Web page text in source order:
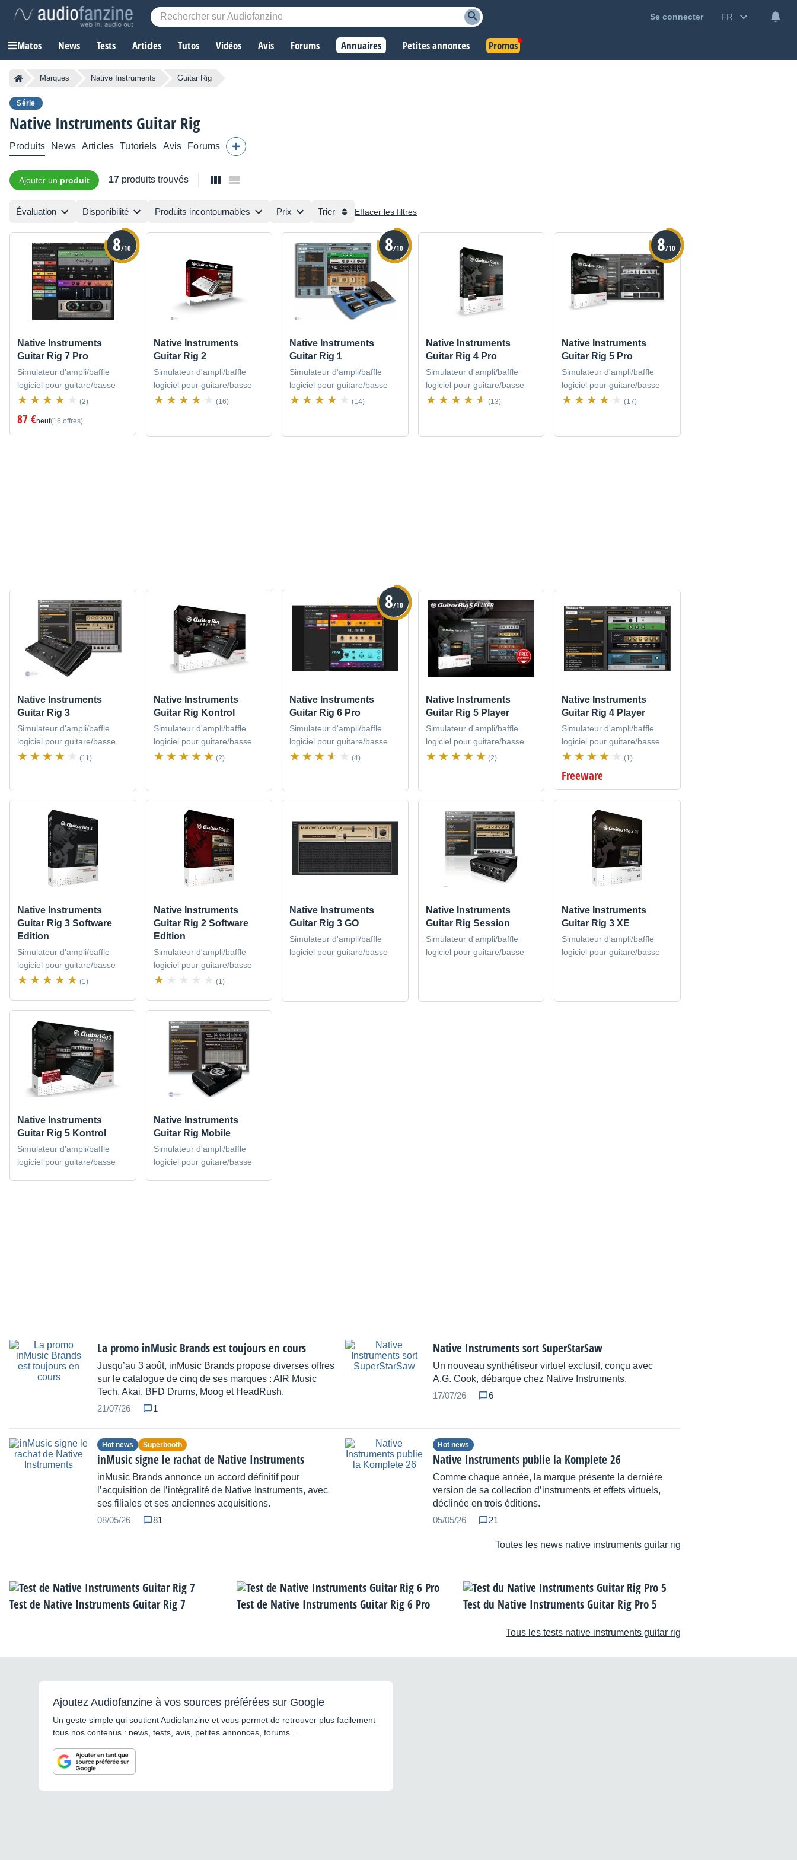
Se connecter FR
Matos News Tests Articles Tutos Vidéos Avis Forums Annuaires Petites annonces Promos
Marques Native Instruments Guitar Rig
Série
Native Instruments Guitar Rig
Produits News Articles Tutoriels Avis Forums
Ajouter un produit 17 produits trouvés
Évaluation Disponibilité Produits incontournables Prix Trier Effacer les filtres
8/10
Native Instruments
Guitar Rig 7 Pro
Simulateur d'ampli/baffle
logiciel pour guitare/basse
(2)
87 €neuf(16 offres)
Native Instruments
Guitar Rig 2
Simulateur d'ampli/baffle
logiciel pour guitare/basse
(16)
8/10
Native Instruments
Guitar Rig 1
Simulateur d'ampli/baffle
logiciel pour guitare/basse
(14)
Native Instruments
Guitar Rig 4 Pro
Simulateur d'ampli/baffle
logiciel pour guitare/basse
(13)
8/10
Native Instruments
Guitar Rig 5 Pro
Simulateur d'ampli/baffle
logiciel pour guitare/basse
(17)
Native Instruments
Guitar Rig 3
Simulateur d'ampli/baffle
logiciel pour guitare/basse
(11)
Native Instruments
Guitar Rig Kontrol
Simulateur d'ampli/baffle
logiciel pour guitare/basse
(2)
8/10
Native Instruments
Guitar Rig 6 Pro
Simulateur d'ampli/baffle
logiciel pour guitare/basse
(4)
Native Instruments
Guitar Rig 5 Player
Simulateur d'ampli/baffle
logiciel pour guitare/basse
(2)
Native Instruments
Guitar Rig 4 Player
Simulateur d'ampli/baffle
logiciel pour guitare/basse
(1)
Freeware
Native Instruments
Guitar Rig 3 Software
Edition
Simulateur d'ampli/baffle
logiciel pour guitare/basse
(1)
Native Instruments
Guitar Rig 2 Software
Edition
Simulateur d'ampli/baffle
logiciel pour guitare/basse
(1)
Native Instruments
Guitar Rig 3 GO
Simulateur d'ampli/baffle
logiciel pour guitare/basse
Native Instruments
Guitar Rig Session
Simulateur d'ampli/baffle
logiciel pour guitare/basse
Native Instruments
Guitar Rig 3 XE
Simulateur d'ampli/baffle
logiciel pour guitare/basse
Native Instruments
Guitar Rig 5 Kontrol
Simulateur d'ampli/baffle
logiciel pour guitare/basse
Native Instruments
Guitar Rig Mobile
Simulateur d'ampli/baffle
logiciel pour guitare/basse
La promo inMusic Brands est toujours en cours
Jusqu’au 3 août, inMusic Brands propose diverses offres
sur le catalogue de cinq de ses marques : AIR Music
Tech, Akai, BFD Drums, Moog et HeadRush.
21/07/26
1
Native Instruments sort SuperStarSaw
Un nouveau synthétiseur virtuel exclusif, conçu avec
A.G. Cook, débarque chez Native Instruments.
17/07/26
6
Hot news Superbooth
inMusic signe le rachat de Native Instruments
inMusic Brands annonce un accord définitif pour
l’acquisition de l’intégralité de Native Instruments, avec
ses filiales et ses anciennes acquisitions.
08/05/26
81
Hot news
Native Instruments publie la Komplete 26
Comme chaque année, la marque présente la dernière
version de sa collection d’instruments et effets virtuels,
déclinée en trois éditions.
05/05/26
21
Toutes les news native instruments guitar rig
Test de Native Instruments Guitar Rig 7 Test de Native Instruments Guitar Rig 6 Pro Test du Native Instruments Guitar Rig Pro 5
Tous les tests native instruments guitar rig
Ajoutez Audiofanzine à vos sources préférées sur Google
Un geste simple qui soutient Audiofanzine et vous permet de retrouver plus facilement
tous nos contenus : news, tests, avis, petites annonces, forums...